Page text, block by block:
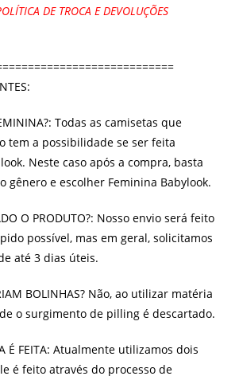
DE TROCA E DEVOLUÇÕES
Todas as camisetas que
tem a possibilidade se ser feita
Neste caso após a compra, basta
gênero e escolher Feminina Babylook.
O PRODUTO?: Nosso envio será feito
possível, mas em geral, solicitamos
até 3 dias úteis.
BOLINHAS? Não, ao utilizar matéria
o surgimento de pilling é descartado.
É FEITA: Atualmente utilizamos dois
é feito através do processo de